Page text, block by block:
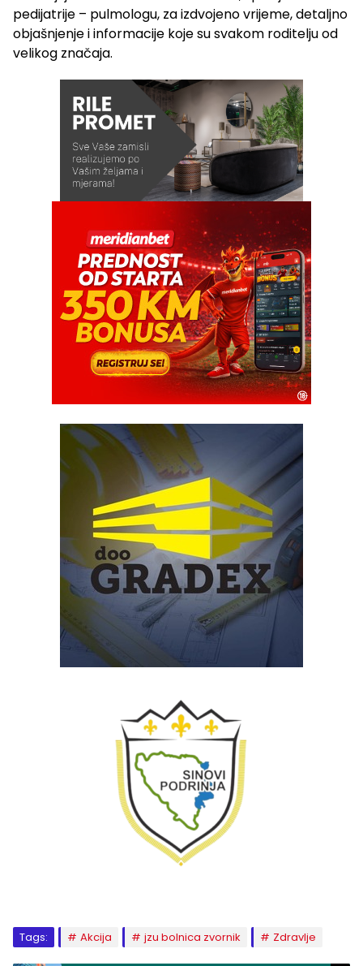
pedijatrije – pulmologu, za izdvojeno vrijeme, detaljno
objašnjenje i informacije koje su svakom roditelju od
velikog značaja.
Tags: Akcija jzu bolnica zvornik Zdravlje